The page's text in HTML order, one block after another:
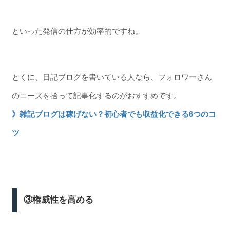
といった発信の仕方が効率的ですね。
とくに、日記ブログを書いている人なら、フォロワーさん
のニーズを拾って記事化するのがおすすめです。
》雑記ブログは稼げない？初心者でも収益化できる6つのコ
ツ
③権威性を高める